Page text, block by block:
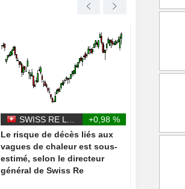
+0,98 %
Le risque de décès liés aux
vagues de chaleur est sous-
estimé, selon le directeur
général de Swiss Re
Atlanta